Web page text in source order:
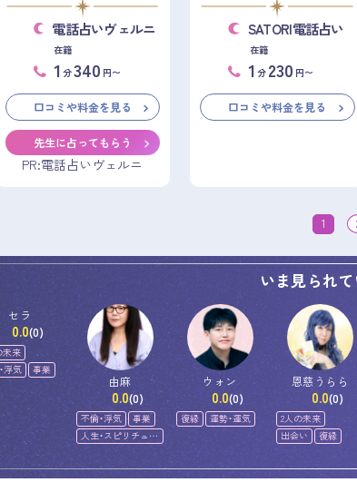
電話占いヴェルニ
在籍
1 分340 円〜
口コミや料金を見る
先生に占ってもらう
PR:電話占いヴェルニ
SATORI電話占い
在籍
1 分 230 円〜
口コミや料金を見る
1
いま見られ
セラ
0.0(0)
未来
浮気
事業
由麻
0.0(0)
不倫・浮気
事業
人生・スピリチュア
ル
ウォン
0.0(0)
復縁 運勢・運気
恩慈うらら
0.0(0)
2人の未来
出会い
復縁